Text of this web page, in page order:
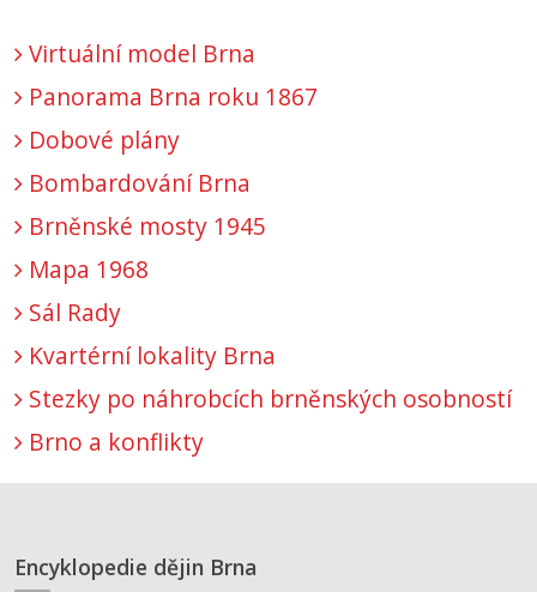
Virtuální model Brna
Panorama Brna roku 1867
Dobové plány
Bombardování Brna
Brněnské mosty 1945
Mapa 1968
Sál Rady
Kvartérní lokality Brna
Stezky po náhrobcích brněnských osobností
Brno a konflikty
Encyklopedie dějin Brna